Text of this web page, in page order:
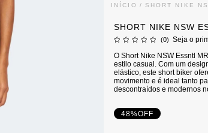
INÍCIO SHORT NIKE
SHORT NIKE NSW
(0)
Seja o
O Short Nike NSW Essntl
estilo casual. Com um
elástico, este short biker
movimento e é ideal tanto
descontraídos e modernos
48%OFF